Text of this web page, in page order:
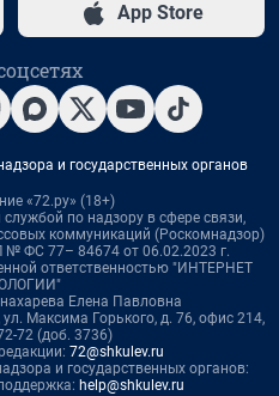
App Store
и государственных органов
«72.ру» (18+)
по надзору в сфере связи,
коммуникаций (Роскомнадзор)
ФС 77– 84674 от 06.02.2023 г.
ответственностью "ИНТЕРНЕТ
Елена Павловна
Максима Горького, д. 76, офис 214,
72 (доб. 3736)
72@shkulev.ru
и государственных органов:
help@shkulev.ru